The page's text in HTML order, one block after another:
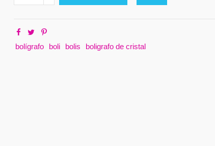
bolígrafo boli bolis boligrafo de cristal